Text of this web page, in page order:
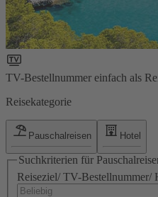
TV-Bestellnummer einfach als
Reisekategorie
Pauschalreisen Hotel
Suchkriterien für
Reiseziel/ TV-Bestellnummer/